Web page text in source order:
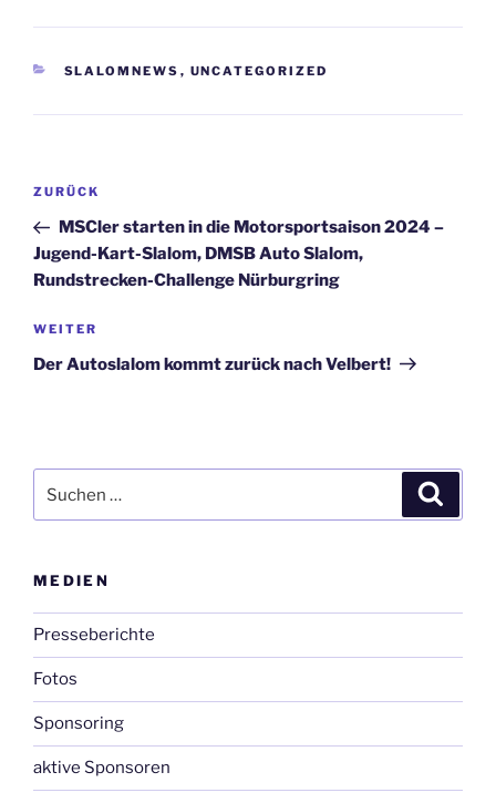
KATEGORIEN
SLALOMNEWS , UNCATEGORIZED
Beitragsnavigation
Vorheriger
Beitrag
ZURÜCK
MSCler starten in die Motorsportsaison 2024 –
Jugend-Kart-Slalom, DMSB Auto Slalom,
Rundstrecken-Challenge Nürburgring
Nächster
Beitrag
WEITER
Der Autoslalom kommt zurück nach Velbert!
nach:
MEDIEN
Presseberichte
Fotos
Sponsoring
aktive Sponsoren